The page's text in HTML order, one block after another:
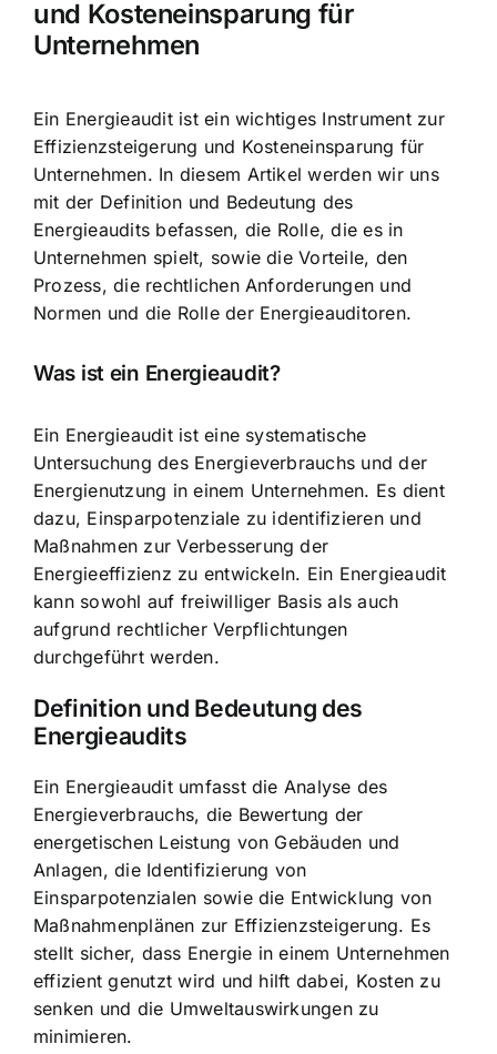
und Kosteneinsparung für
Unternehmen
Ein Energieaudit ist ein wichtiges Instrument zur
Effizienzsteigerung und Kosteneinsparung für
Unternehmen. In diesem Artikel werden wir uns
mit der Definition und Bedeutung des
Energieaudits befassen, die Rolle, die es in
Unternehmen spielt, sowie die Vorteile, den
Prozess, die rechtlichen Anforderungen und
Normen und die Rolle der Energieauditoren.
Was ist ein Energieaudit?
Ein Energieaudit ist eine systematische
Untersuchung des Energieverbrauchs und der
Energienutzung in einem Unternehmen. Es dient
dazu, Einsparpotenziale zu identifizieren und
Maßnahmen zur Verbesserung der
Energieeffizienz zu entwickeln. Ein Energieaudit
kann sowohl auf freiwilliger Basis als auch
aufgrund rechtlicher Verpflichtungen
durchgeführt werden.
Definition und Bedeutung des
Energieaudits
Ein Energieaudit umfasst die Analyse des
Energieverbrauchs, die Bewertung der
energetischen Leistung von Gebäuden und
Anlagen, die Identifizierung von
Einsparpotenzialen sowie die Entwicklung von
Maßnahmenplänen zur Effizienzsteigerung. Es
stellt sicher, dass Energie in einem Unternehmen
effizient genutzt wird und hilft dabei, Kosten zu
senken und die Umweltauswirkungen zu
minimieren.